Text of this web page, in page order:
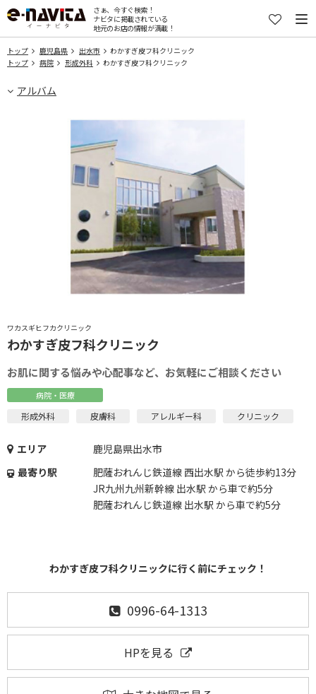
さぁ、今すぐ検索！
ナビタに掲載されている
地元のお店の情報が満載！
トップ 鹿児島県 出水市
わかすぎ皮フ科クリニック
トップ
病院 形成外科 わかすぎ皮フ科クリニック
アルバム
ワカスギヒフカクリニック
わかすぎ皮フ科クリニック
お肌に関する悩みや心配事など、お気軽にご相談ください
病院・医療
形成外科 皮膚科 アレルギー科 クリニック
エリア
鹿児島県出水市
最寄り駅
肥薩おれんじ鉄道線 西出水駅 から徒歩約13分
JR九州九州新幹線 出水駅 から車で約5分
肥薩おれんじ鉄道線 出水駅 から車で約5分
わかすぎ皮フ科クリニックに行く前にチェック！
0996-64-1313
HPを見る